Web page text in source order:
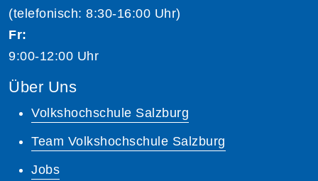
(telefonisch: 8:30-16:00 Uhr)
Fr:
9:00-12:00 Uhr
Über Uns
Volkshochschule Salzburg
Team Volkshochschule Salzburg
Jobs